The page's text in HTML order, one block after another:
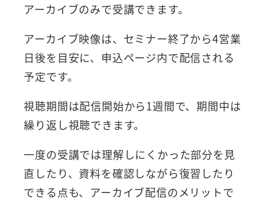
アーカイブのみで受講できます。
アーカイブ映像は、セミナー終了から4営業
日後を目安に、申込ページ内で配信される
予定です。
視聴期間は配信開始から1週間で、期間中は
繰り返し視聴できます。
一度の受講では理解しにくかった部分を見
直したり、資料を確認しながら復習したり
できる点も、アーカイブ配信のメリットで